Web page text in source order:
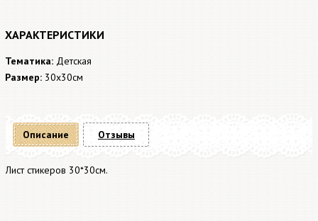
ХАРАКТЕРИСТИКИ
Тематика: Детская
Размер: 30x30см
Описание
Лист стикеров 30*30см.
Отзывы